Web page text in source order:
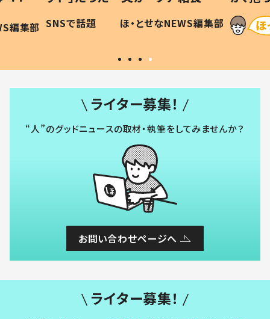
編集部
作り続ける理由とは #令和の親
#令和の子
SNSで話題 ほ・とせなNEWS編集部 「涙が
い」
ライター募集！
“人”のグッドニュースの取材・執筆をしてみませんか？
お問い合わせページへ
ライター募集！